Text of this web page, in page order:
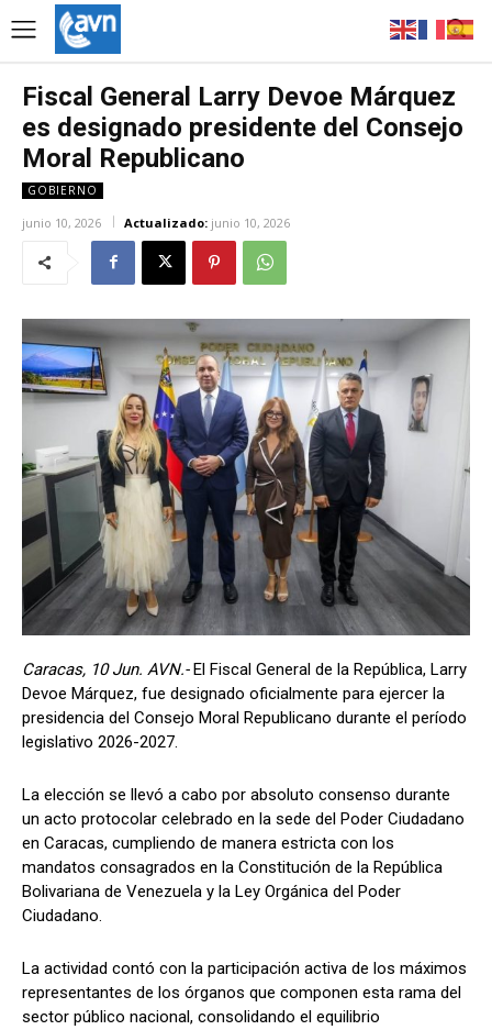
Fiscal General Larry Devoe Márquez
es designado presidente del Consejo
Moral Republicano
GOBIERNO
junio 10, 2026 Actualizado: junio 10, 2026
Caracas, 10 Jun. AVN.-El Fiscal General de la República, Larry
Devoe Márquez, fue designado oficialmente para ejercer la
presidencia del Consejo Moral Republicano durante el período
legislativo 2026-2027.
La elección se llevó a cabo por absoluto consenso durante
un acto protocolar celebrado en la sede del Poder Ciudadano
en Caracas, cumpliendo de manera estricta con los
mandatos consagrados en la Constitución de la República
Bolivariana de Venezuela y la Ley Orgánica del Poder
Ciudadano.
La actividad contó con la participación activa de los máximos
representantes de los órganos que componen esta rama del
sector público nacional, consolidando el equilibrio